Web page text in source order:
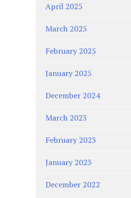
April 2025
March 2025
February 2025
January 2025
December 2024
March 2023
February 2023
January 2023
December 2022